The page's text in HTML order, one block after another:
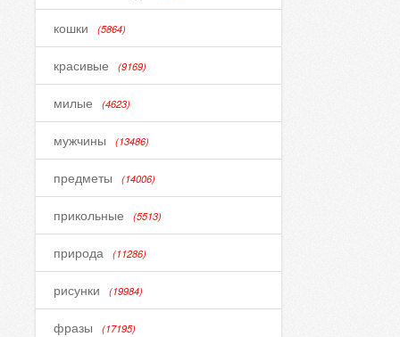
кошки (5864)
красивые (9169)
милые (4623)
мужчины (13486)
предметы (14006)
прикольные (5513)
природа (11286)
рисунки (19984)
фразы (17195)